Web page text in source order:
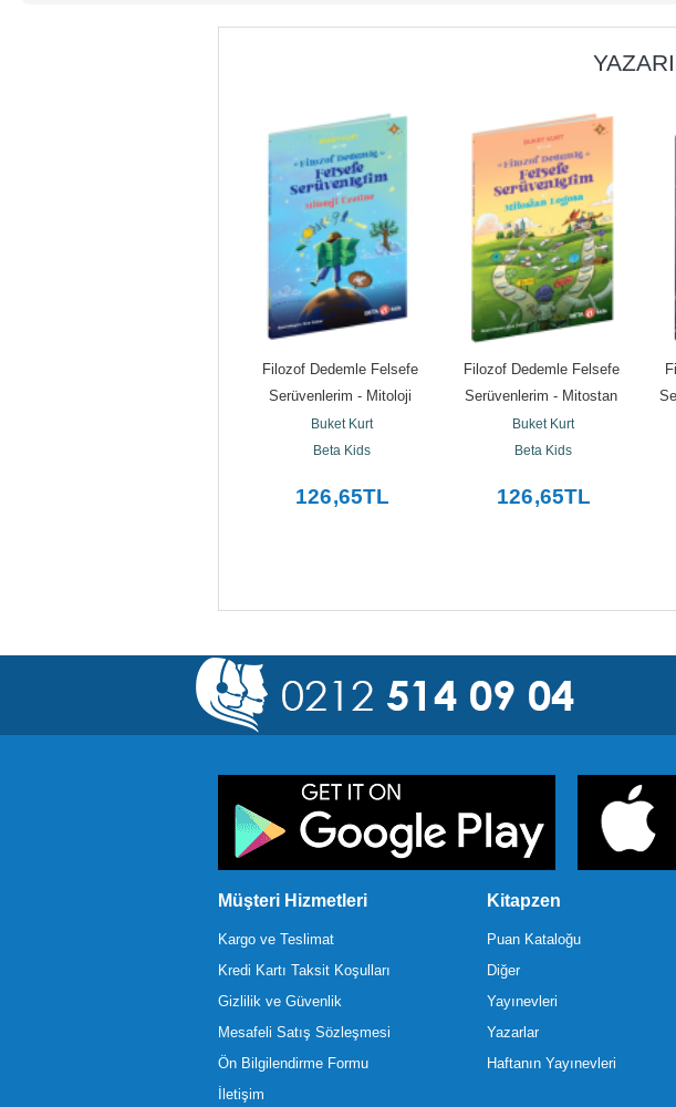
Filozof Dedemle Felsefe
Serüvenlerim - Mitoloji
Üzerine
Buket Kurt
Beta Kids
126,65TL
Filozof Dedemle Felsefe
Serüvenlerim - Mitostan
Logosa
Buket Kurt
Beta Kids
126,65TL
Müşteri Hizmetleri
Kargo ve Teslimat
Kredi Kartı Taksit Koşulları
Gizlilik ve Güvenlik
Mesafeli Satış Sözleşmesi
Ön Bilgilendirme Formu
İletişim
Kitapzen
Puan Kataloğu
Diğer
Yayınevleri
Yazarlar
Haftanın Yayınevleri